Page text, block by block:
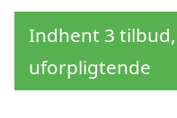
Indhent 3
uforpligtende